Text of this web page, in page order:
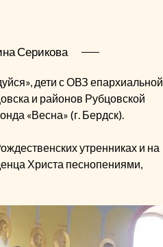
Серикова
дети с ОВЗ епархиальной
и районов Рубцовской
«Весна» (г. Бердск).
утренниках и на
Христа песнопениями,